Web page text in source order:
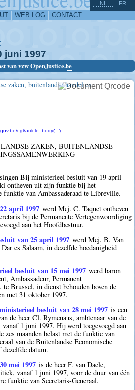
WEB LOG CONTACT
NL FR
juni 1997
van vzw OpenJustice.be
zaken, buitenlandse handel en
cgi/article_body(...)
ZAKEN, BUITENLANDSE
Bij ministerieel besluit van 19 april
ontheven uit zijn funktie bij het
funktie van Ambassaderaad te Libreville.
april 1997 werd Mej. C. Taquet ontheven
bij de Permanente Vertegenwoordiging
aan het Hoofdbestuur.
van 25 april 1997 werd Mej. B. Van
es Salaam, in dezelfde hoedanigheid
besluit van 15 mei 1997 werd baron
Ambassadeur, Permanent
Brussel, in dienst behouden boven de
met 31 oktober 1997.
ministerieel besluit van 28 mei 1997 is een
de heer Cl. Rymenans, ambtenaar van de
vanaf 1 juni 1997. Hij werd toegevoegd aan
zes maanden belast met de funktie van
van de Buitenlandse Economische
datum.
mei 1997 is de heer F. van Daele,
vanaf 1 juni 1997, voor de duur van één
funktie van Secretaris-Generaal.
^